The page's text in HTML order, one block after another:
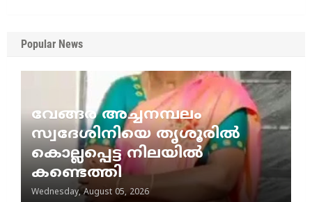
Popular News
വേങ്ങര അച്ചനമ്പലം
സ്വദേശിനിയെ തൃശൂരിൽ
കൊല്ലപ്പെട്ട നിലയിൽ
കണ്ടെത്തി
Wednesday, August 05, 2026